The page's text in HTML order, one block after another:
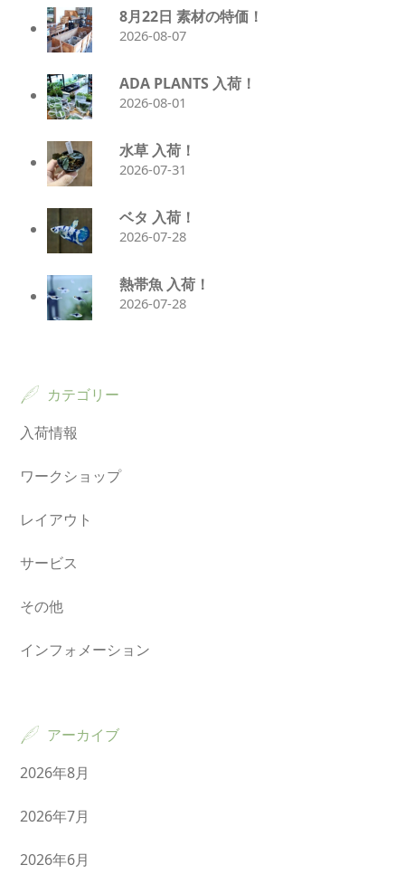
8月22日 素材の特価！
2026-08-07
ADA PLANTS 入荷！
2026-08-01
水草 入荷！
2026-07-31
ベタ 入荷！
2026-07-28
熱帯魚 入荷！
2026-07-28
カテゴリー
入荷情報
ワークショップ
レイアウト
サービス
その他
インフォメーション
アーカイブ
2026年8月
2026年7月
2026年6月